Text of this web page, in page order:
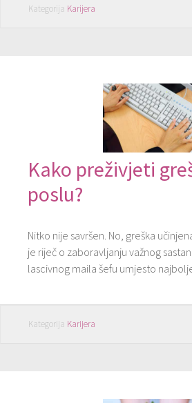
Kategorija Karijera
Kako preživjeti
poslu?
Nitko nije savršen. No, greška
je riječ o zaboravljanju važnog
lascivnog maila šefu umjesto
Kategorija Karijera